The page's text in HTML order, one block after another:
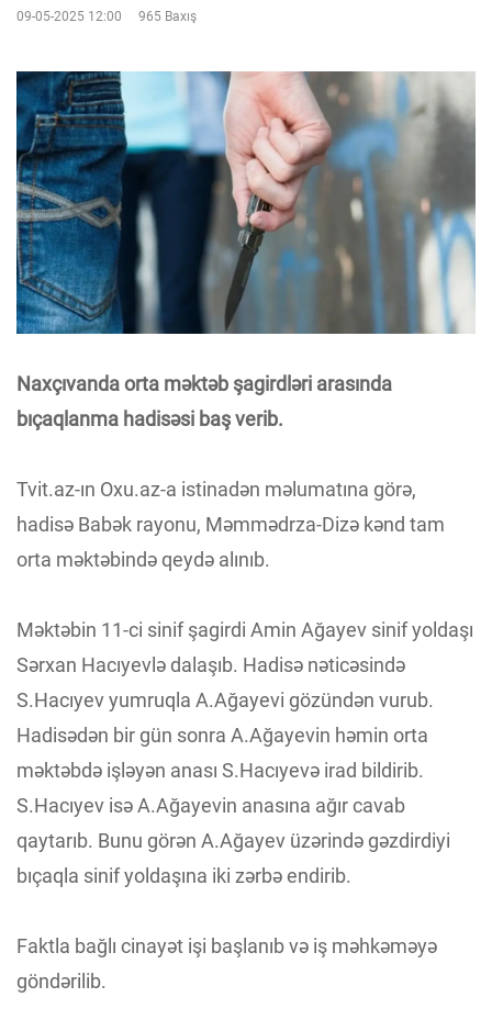
09-05-2025 12:00 965 Baxış
Naxçıvanda orta məktəb şagirdləri arasında
bıçaqlanma hadisəsi baş verib.
Tvit.az-ın Oxu.az-a istinadən məlumatına görə,
hadisə Babək rayonu, Məmmədrza-Dizə kənd tam
orta məktəbində qeydə alınıb.
Məktəbin 11-ci sinif şagirdi Amin Ağayev sinif yoldaşı
Sərxan Hacıyevlə dalaşıb. Hadisə nəticəsində
S.Hacıyev yumruqla A.Ağayevi gözündən vurub.
Hadisədən bir gün sonra A.Ağayevin həmin orta
məktəbdə işləyən anası S.Hacıyevə irad bildirib.
S.Hacıyev isə A.Ağayevin anasına ağır cavab
qaytarıb. Bunu görən A.Ağayev üzərində gəzdirdiyi
bıçaqla sinif yoldaşına iki zərbə endirib.
Faktla bağlı cinayət işi başlanıb və iş məhkəməyə
göndərilib.